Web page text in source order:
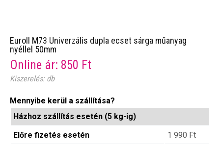
Euroll M73 Univerzális dupla ecset sárga műanyag
nyéllel 50mm
Online ár: 850 Ft
Kiszerelés: db
Mennyibe kerül a szállítása?
Házhoz szállítás esetén (5 kg-ig)
Előre fizetés esetén
1 990 Ft